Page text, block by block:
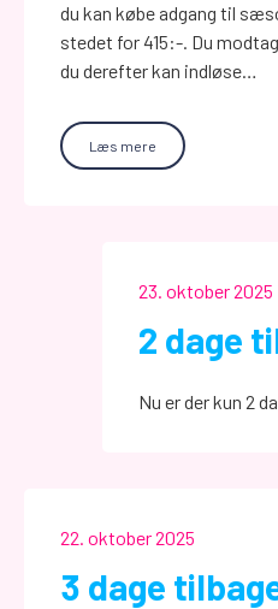
du kan købe adgang til
stedet for 415:-. Du
du derefter kan indløse…
Læs mere
23. oktober 2025
2 dage
Nu er der kun 2
22. oktober 2025
3 dage